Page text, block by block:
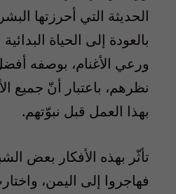
الحديثة التي أحرزتها
بالعودة إلى الحياة
ورعي الأغنام، بوصفه
نظرهم، باعتبار أنّ جميع
بهذا العمل قبل نبوّتهم.
تأثّر بهذه الأفكار بعض
فهاجروا إلى اليمن،